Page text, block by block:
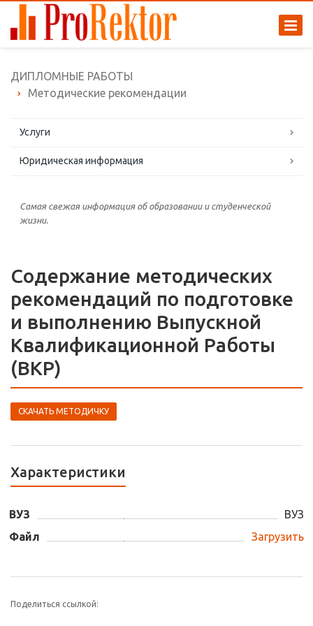
ДИПЛОМНЫЕ РАБОТЫ
Методические рекомендации
Услуги
Юридическая информация
Самая свежая информация об образовании и студенческой
жизни.
Содержание методических
рекомендаций по подготовке
и выполнению Выпускной
Квалификационной Работы
(ВКР)
СКАЧАТЬ МЕТОДИЧКУ
Характеристики
ВУЗ
ВУЗ
Файл
Загрузить
Поделиться ссылкой: